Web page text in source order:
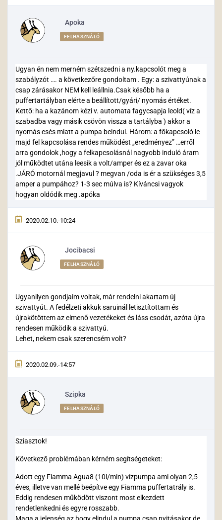
Apoka
FELHASZNÁLÓ
Ugyan én nem merném szétszedni a ny.kapcsolót meg a
szabályzót …. a következőre gondoltam . Egy: a szivattyúnak a
csap zárásakor NEM kell leállnia.Csak később ha a
puffertartályban elérte a beállított/gyári/ nyomás értéket.
Kettő: ha a kazánom kézi v. automata fagycsapja leold( víz a
szabadba vagy másik csövön vissza a tartályba ) akkor a
nyomás esés miatt a pumpa beindul. Három: a főkapcsoló le
majd fel kapcsolása rendes működést „eredményez” …erről
arra gondolok ,hogy a felkapcsolásnál nagyobb induló áram
jól működtet utána leesik a volt/amper és ez a zavar oka
.JÁRÓ motornál megjavul ? megvan /oda is ér a szükséges 3,5
amper a pumpához? 1-3 sec múlva is? Kíváncsi vagyok
hogyan oldódik meg .apóka
2020.02.10.-10:24
Jocibacsi
FELHASZNÁLÓ
Ugyanilyen gondjaim voltak, már rendelni akartam új
szivattyút. A fedélzeti akkuk saruinál letisztítottam és
újrakötöttem az elmenő vezetékeket és láss csodát, azóta újra
rendesen működik a szivattyú.
Lehet, nekem csak szerencsém volt?
2020.02.09.-14:57
Szipka
FELHASZNÁLÓ
Sziasztok!
Következő problémában kérném segítségeteket:
Adott egy Fiamma Agua8 (10l/min) vízpumpa ami olyan 2,5
éves, illetve van mellé beépítve egy Fiamma puffertatrály is.
Eddig rendesen működött viszont most elkezdett
rendetlenkedni és egyre rosszabb.